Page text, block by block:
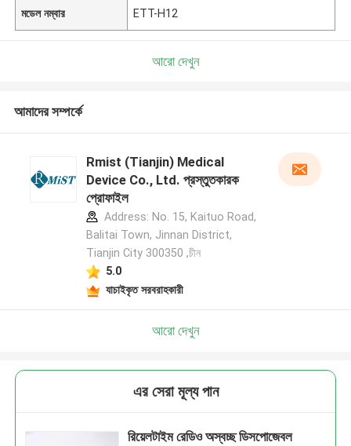
মডেল নম্বার ETT-H12
আরো দেখুন
আমাদের সম্পর্কে
Rmist (Tianjin) Medical
Device Co., Ltd. প্রস্তুতকারক
প্রোফাইল
Address: No. 15, Kaituo Road,
Balitai Town, Jinnan District,
Tianjin City 300350 ,চীন
5.0
যাচাইকৃত সরবরাহকারী
আরো দেখুন
এর সেরা মূল্য পান
রিয়েলটাইম রেডিও অস্বচ্ছ ডিসপোজেবল